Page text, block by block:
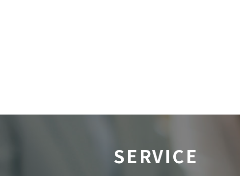
SERVICE